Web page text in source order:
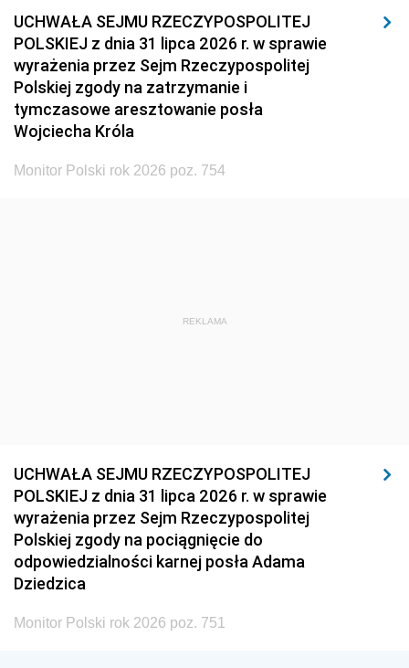
UCHWAŁA SEJMU RZECZYPOSPOLITEJ
POLSKIEJ z dnia 31 lipca 2026 r. w sprawie
wyrażenia przez Sejm Rzeczypospolitej
Polskiej zgody na zatrzymanie i
tymczasowe aresztowanie posła
Wojciecha Króla
Monitor Polski rok 2026 poz. 754
REKLAMA
UCHWAŁA SEJMU RZECZYPOSPOLITEJ
POLSKIEJ z dnia 31 lipca 2026 r. w sprawie
wyrażenia przez Sejm Rzeczypospolitej
Polskiej zgody na pociągnięcie do
odpowiedzialności karnej posła Adama
Dziedzica
Monitor Polski rok 2026 poz. 751